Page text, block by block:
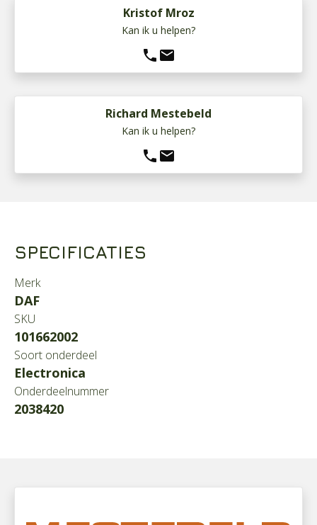
Kristof Mroz
Kan ik u helpen?
phone mail
Richard Mestebeld
Kan ik u helpen?
phone mail
SPECIFICATIES
Merk
DAF
SKU
101662002
Soort onderdeel
Electronica
Onderdeelnummer
2038420